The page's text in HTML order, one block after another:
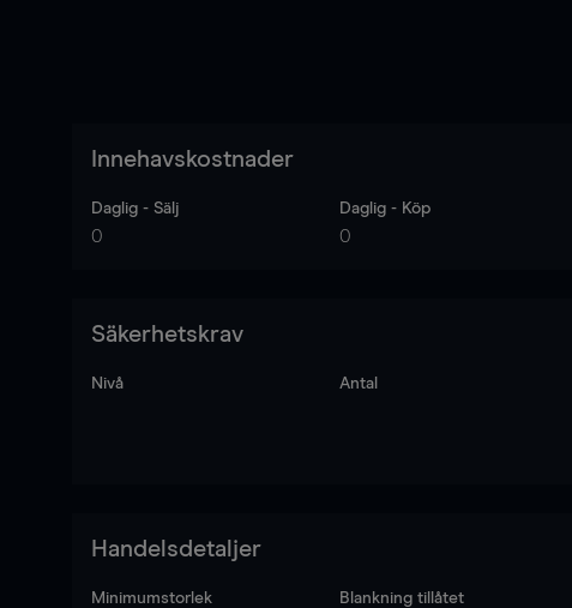
Innehavskostnader
Daglig - Sälj
0
Daglig - Köp
0
Säkerhetskrav
Nivå Antal
Handelsdetaljer
Minimumstorlek Blankning tillåtet